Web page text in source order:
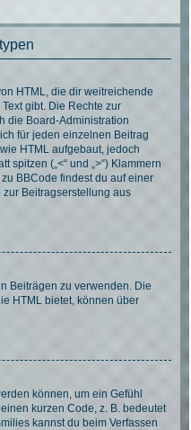
HTML, die dir weitreichende
gibt. Die Rechte zur
die Board-Administration
für jeden einzelnen Beitrag
HTML aufgebaut, jedoch
spitzen („<“ und „>“) Klammern
BBCode findest du auf einer
Beitragserstellung aus
Beiträgen zu verwenden. Die
HTML bietet, können über
können, um ein Gefühl
kurzen Code, z. B. bedeutet
kannst du beim Verfassen